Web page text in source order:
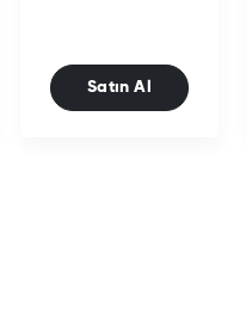
Satın Al